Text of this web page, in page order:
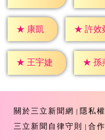
★ 康凱 ★ 許效
★ 王宇婕 ★ 孫
關於三立新聞網
隱私
三立新聞自律守則
合